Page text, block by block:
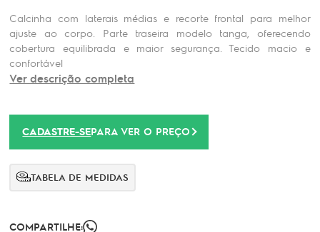
Calcinha com laterais médias e recorte frontal para melhor
ajuste ao corpo. Parte traseira modelo tanga, oferecendo
cobertura equilibrada e maior segurança. Tecido macio e
confortável
Ver descrição completa
CADASTRE-SEPARA VER O PREÇO
TABELA DE MEDIDAS
COMPARTILHE: